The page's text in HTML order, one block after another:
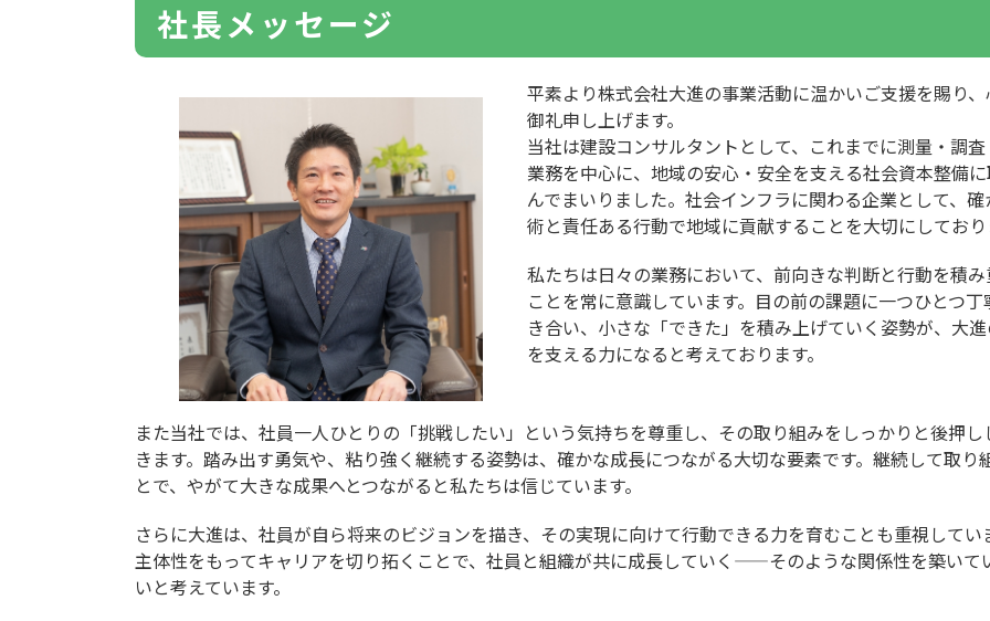
社⻑メッセージ
平素より株式会社大進の事業活動に温かいご支援を賜り
御礼申し上げます。
当社は建設コンサルタントとして、これまでに測量・調
業務を中心に、地域の安心・安全を支える社会資本整備
んでまいりました。社会インフラに関わる企業として、
術と責任ある行動で地域に貢献することを大切にしており
私たちは日々の業務において、前向きな判断と行動を積
ことを常に意識しています。目の前の課題に一つひとつ丁
き合い、小さな「できた」を積み上げていく姿勢が、大
を支える力になると考えております。
また当社では、社員一人ひとりの「挑戦したい」という気持ちを尊重し、その取り組みをしっかりと後押し
きます。踏み出す勇気や、粘り強く継続する姿勢は、確かな成長につながる大切な要素です。継続して取り
とで、やがて大きな成果へとつながると私たちは信じています。
さらに大進は、社員が自ら将来のビジョンを描き、その実現に向けて行動できる力を育むことも重視してい
主体性をもってキャリアを切り拓くことで、社員と組織が共に成長していく——そのような関係性を築いて
いと考えています。